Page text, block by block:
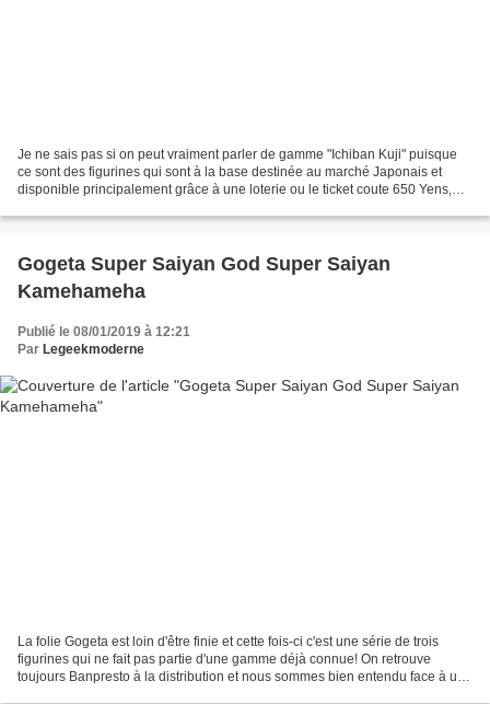
Je ne sais pas si on peut vraiment parler de gamme "Ichiban Kuji" puisque
ce sont des figurines qui sont à la base destinée au marché Japonais et
disponible principalement grâce à une loterie ou le ticket coute 650 Yens,
Gogeta Super Saiyan God Super Saiyan
Kamehameha
Publié le 08/01/2019 à 12:21
Par Legeekmoderne
La folie Gogeta est loin d'être finie et cette fois-ci c'est une série de trois
figurines qui ne fait pas partie d'une gamme déjà connue! On retrouve
toujours Banpresto à la distribution et nous sommes bien entendu face à un